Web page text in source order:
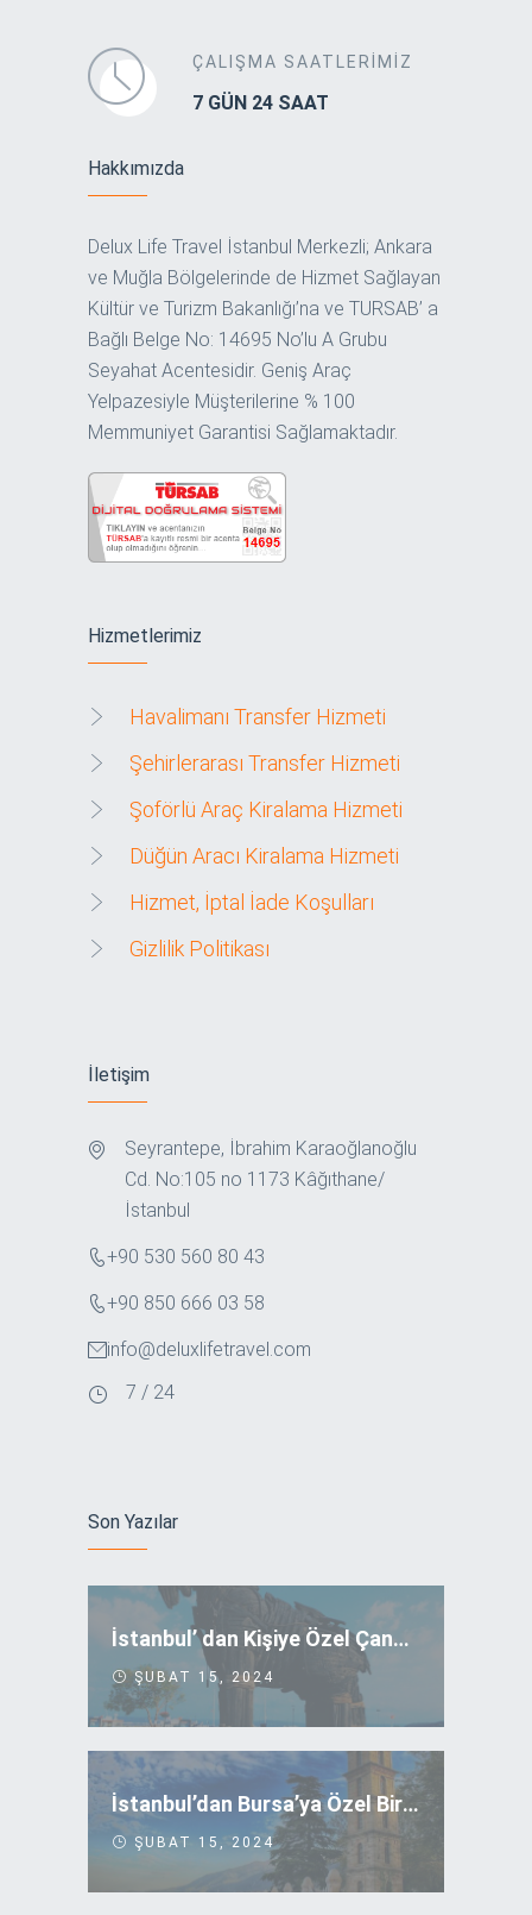
ÇALIŞMA SAATLERİMİZ
7 GÜN 24 SAAT
Hakkımızda
Delux Life Travel İstanbul Merkezli; Ankara
ve Muğla Bölgelerinde de Hizmet Sağlayan
Kültür ve Turizm Bakanlığı’na ve TURSAB’ a
Bağlı Belge No: 14695 No’lu A Grubu
Seyahat Acentesidir. Geniş Araç
Yelpazesiyle Müşterilerine % 100
Memmuniyet Garantisi Sağlamaktadır.
Hizmetlerimiz
Havalimanı Transfer Hizmeti
Şehirlerarası Transfer Hizmeti
Şoförlü Araç Kiralama Hizmeti
Düğün Aracı Kiralama Hizmeti
Hizmet, İptal İade Koşulları
Gizlilik Politikası
İletişim
Seyrantepe, İbrahim Karaoğlanoğlu
Cd. No:105 no 1173 Kâğıthane/
İstanbul
+90 530 560 80 43
+90 850 666 03 58
info@deluxlifetravel.com
7 / 24
Son Yazılar
İstanbul’ dan Kişiye Özel Çanakkale Turu
ŞUBAT 15, 2024
İstanbul’dan Bursa’ya Özel Bir Yolculuk
ŞUBAT 15, 2024